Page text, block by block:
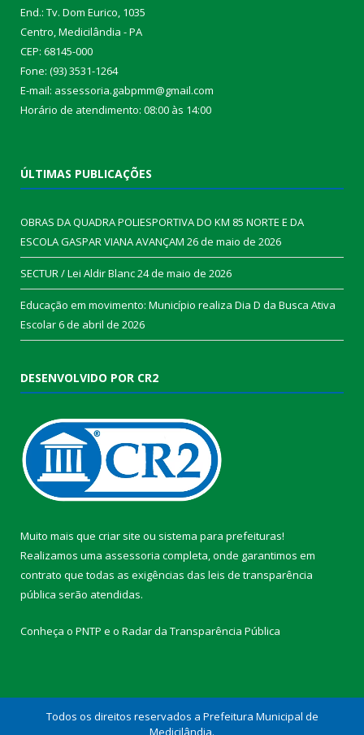
End.: Tv. Dom Eurico, 1035
Centro, Medicilândia - PA
CEP: 68145-000
Fone: (93) 3531-1264
E-mail: assessoria.gabpmm@gmail.com
Horário de atendimento: 08:00 às 14:00
ÚLTIMAS PUBLICAÇÕES
OBRAS DA QUADRA POLIESPORTIVA DO KM 85 NORTE E DA
ESCOLA GASPAR VIANA AVANÇAM 26 de maio de 2026
SECTUR / Lei Aldir Blanc24 de maio de 2026
Educação em movimento: Município realiza Dia D da Busca Ativa
Escolar6 de abril de 2026
DESENVOLVIDO POR CR2
Muito mais que criar site ou sistema para prefeituras!
Realizamos uma assessoria completa, onde garantimos em
contrato que todas as exigências das leis de transparência
pública serão atendidas.
Conheça o PNTP e o Radar da Transparência Pública
Todos os direitos reservados a Prefeitura Municipal de
Medicilândia.